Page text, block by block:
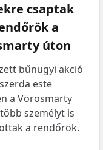
csaptak
a
úton
bűnügyi akció
este
a Vörösmarty
személyt is
a rendőrök.